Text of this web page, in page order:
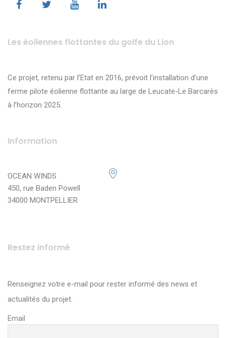
Les éoliennes flottantes du golfe du Lion
Ce projet, retenu par l’Etat en 2016, prévoit l’installation d’une
ferme pilote éolienne flottante au large de Leucate-Le Barcarès
à l’horizon 2025.
Information
OCEAN WINDS
450, rue Baden Powell
34000 MONTPELLIER
Restez informé
Renseignez votre e-mail pour rester informé des news et
actualités du projet.
Email